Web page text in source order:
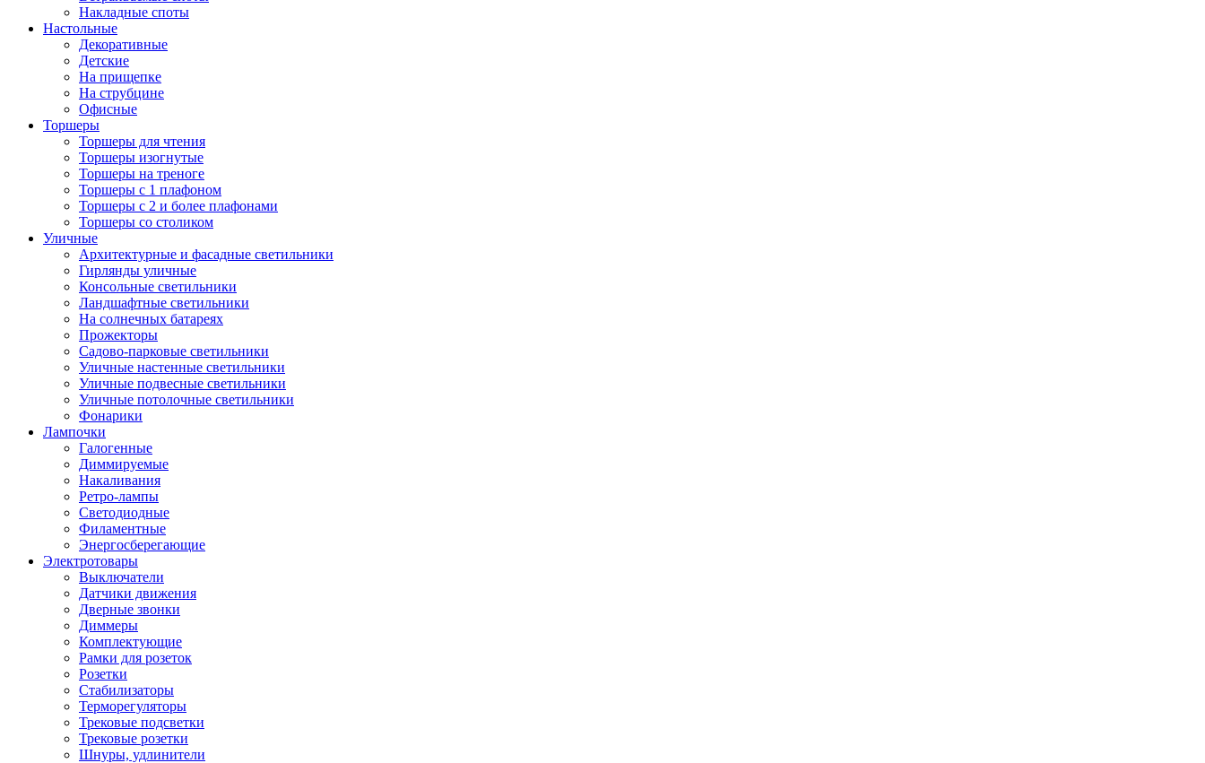
Накладные споты
Настольные
Декоративные
Детские
На прищепке
На струбцине
Офисные
Торшеры
Торшеры для чтения
Торшеры изогнутые
Торшеры на треноге
Торшеры с 1 плафоном
Торшеры с 2 и более плафонами
Торшеры со столиком
Уличные
Архитектурные и фасадные светильники
Гирлянды уличные
Консольные светильники
Ландшафтные светильники
На солнечных батареях
Прожекторы
Садово-парковые светильники
Уличные настенные светильники
Уличные подвесные светильники
Уличные потолочные светильники
Фонарики
Лампочки
Галогенные
Диммируемые
Накаливания
Ретро-лампы
Светодиодные
Филаментные
Энергосберегающие
Электротовары
Выключатели
Датчики движения
Дверные звонки
Диммеры
Комплектующие
Рамки для розеток
Розетки
Стабилизаторы
Терморегуляторы
Трековые подсветки
Трековые розетки
Шнуры, удлинители